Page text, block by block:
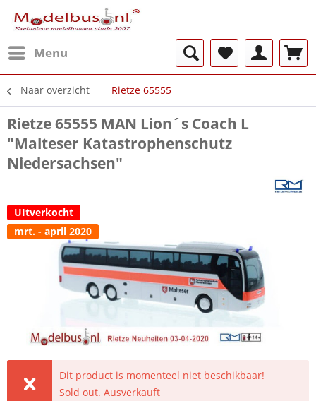
Menu
Naar overzicht Rietze 65555
Rietze 65555 MAN Lion´s Coach L
"Malteser Katastrophenschutz
Niedersachsen"
UItverkocht
mrt. - april 2020
Dit product is momenteel niet beschikbaar!
Sold out. Ausverkauft